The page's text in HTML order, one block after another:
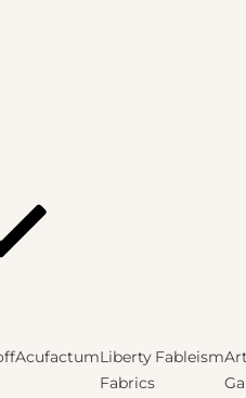
AcufactumLiberty
Fabrics
FableismArt